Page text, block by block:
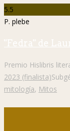
5.5
P. plebe
"Fedra" de
Premio Hislibris
2023 (finalista)
mitología, Mitos